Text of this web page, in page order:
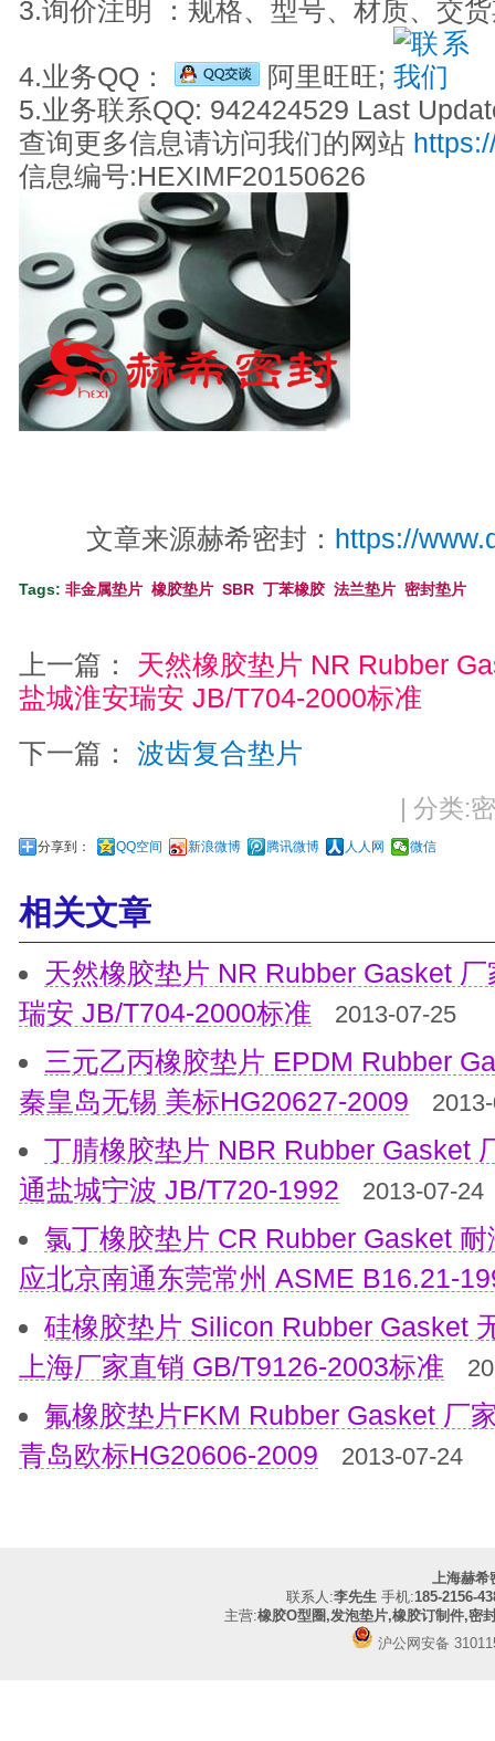
3.询价注明 ：规格、型号、材质、交
4.业务QQ：
阿里旺旺;
5.业务联系QQ: 942424529 Last
查询更多信息请访问我们的网站
信息编号:HEXIMF20150626
文章来源赫希密封： https://
Tags:非金属垫片 橡胶垫片 SBR 丁苯橡胶 法兰垫片 密封垫片
上一篇： 天然橡胶垫片 NR Rubber
盐城淮安瑞安 JB/T704-2000标准
下一篇：波齿复合垫片
| 分类:
分享到： QQ空间 新浪微博 腾讯微博 人人网 微信
相关文章
天然橡胶垫片 NR Rubber Gasket
瑞安 JB/T704-2000标准
2013-07-25
三元乙丙橡胶垫片 EPDM Rubber
秦皇岛无锡 美标HG20627-2009
丁腈橡胶垫片 NBR Rubber Gasket
通盐城宁波 JB/T720-1992
2013-07-24
氯丁橡胶垫片 CR Rubber Gasket
应北京南通东莞常州 ASME B16.21-
硅橡胶垫片 Silicon Rubber Gasket
上海厂家直销 GB/T9126-2003标准
氟橡胶垫片FKM Rubber Gasket 厂
青岛欧标HG20606-2009
2013-07-24
上海赫
联系人:李先生 手机:185-2156-
主营:橡胶O型圈,发泡垫片,橡胶订制件,密
沪公网安备